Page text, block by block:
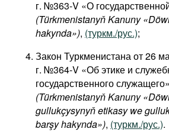
г. №363-V «О
(Türkmenistanyň Kanuny
hakynda»), (туркм./рус.);
Закон Туркменистана от 26
г. №364-V «Об этике и
государственного служащего»
(Türkmenistanyň Kanuny
gullukçysynyň etikasy we
barşy hakynda»), (туркм./рус.).